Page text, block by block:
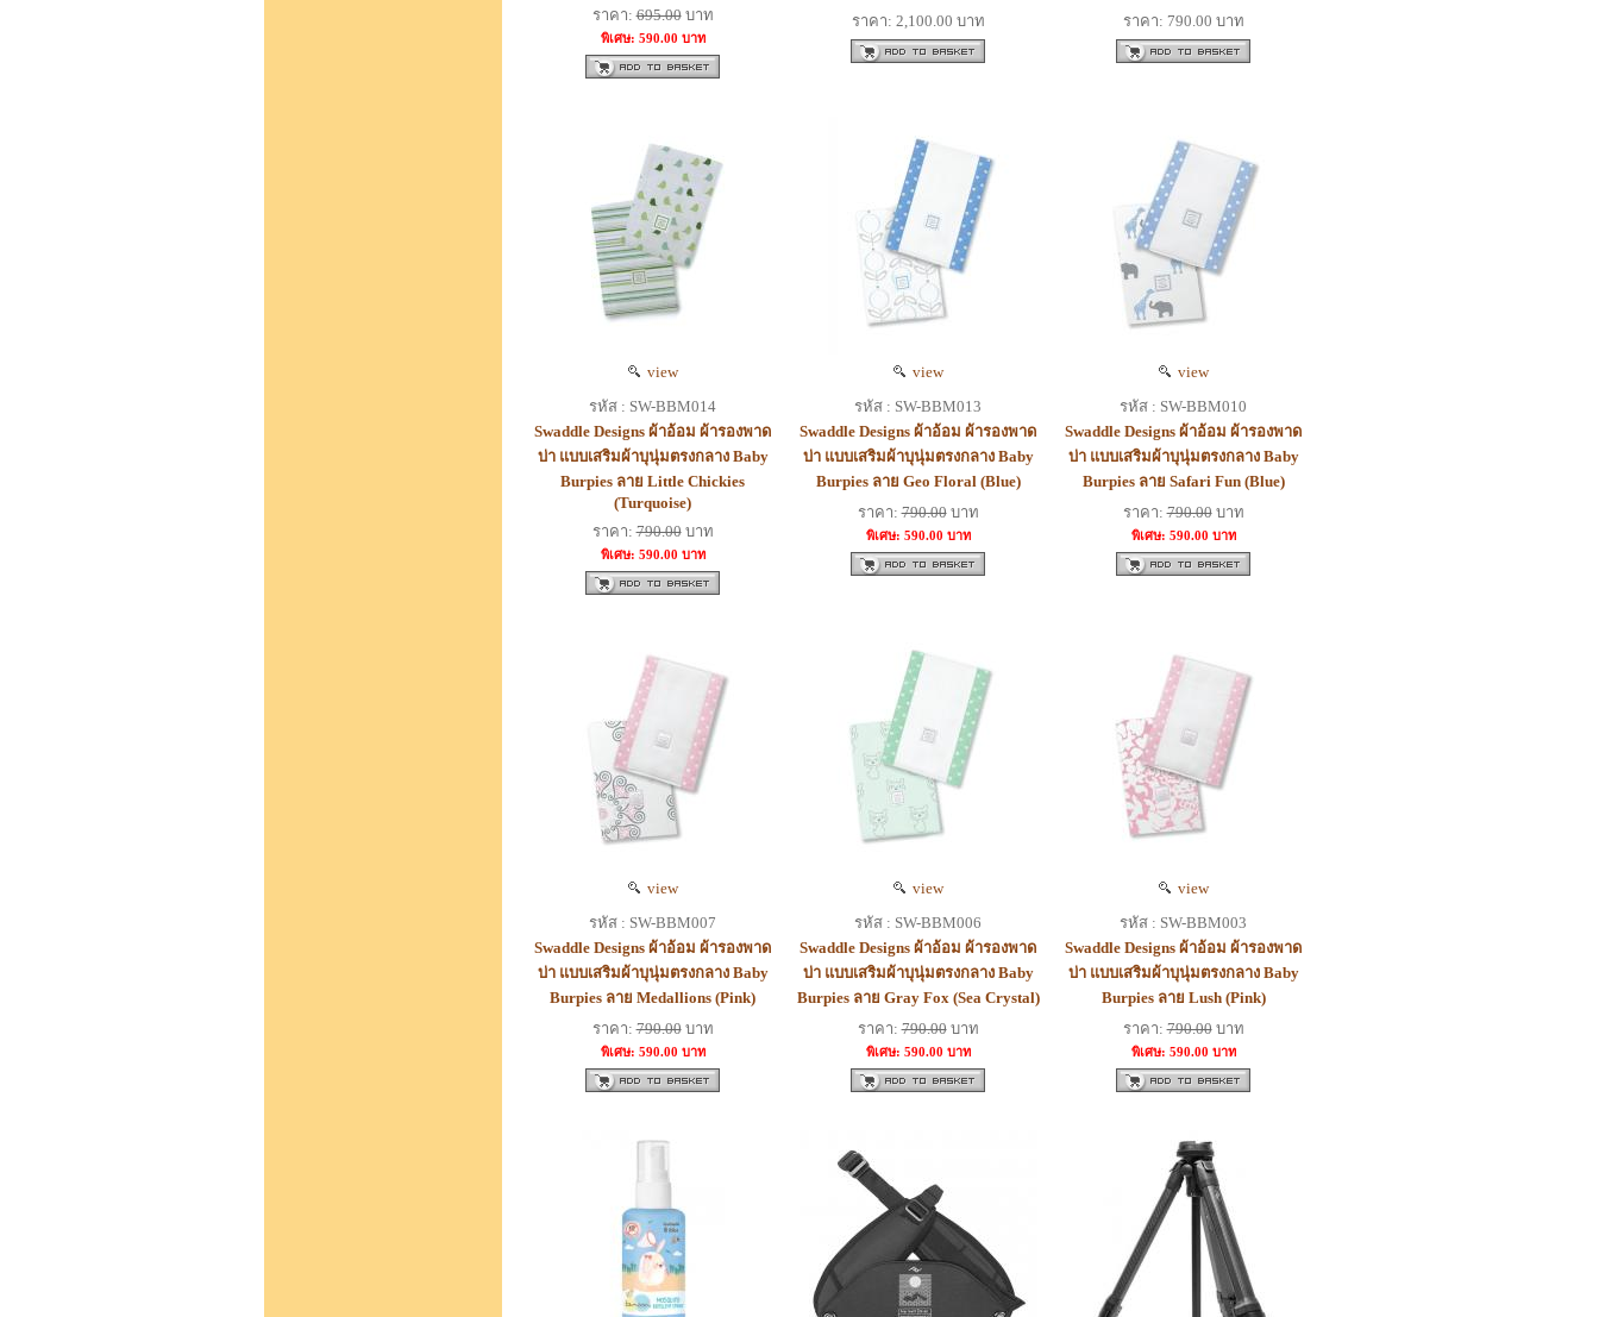
ราคา:695.00บาท
พิเศษ: 590.00 บาท
ราคา: 2,100.00 บาท
ราคา: 790.00 บาท
view
รหัส : SW-BBM014
Swaddle Designs ผ้าอ้อม ผ้ารองพาด
บ่า แบบเสริมผ้าบุนุ่มตรงกลาง Baby
Burpies ลาย Little Chickies
(Turquoise)
ราคา:790.00บาท
พิเศษ: 590.00 บาท
view
รหัส : SW-BBM013
Swaddle Designs ผ้าอ้อม ผ้ารองพาด
บ่า แบบเสริมผ้าบุนุ่มตรงกลาง Baby
Burpies ลาย Geo Floral (Blue)
ราคา:790.00บาท
พิเศษ: 590.00 บาท
view
รหัส : SW-BBM010
Swaddle Designs ผ้าอ้อม ผ้ารองพาด
บ่า แบบเสริมผ้าบุนุ่มตรงกลาง Baby
Burpies ลาย Safari Fun (Blue)
ราคา:790.00บาท
พิเศษ: 590.00 บาท
view
รหัส : SW-BBM007
Swaddle Designs ผ้าอ้อม ผ้ารองพาด
บ่า แบบเสริมผ้าบุนุ่มตรงกลาง Baby
Burpies ลาย Medallions (Pink)
ราคา:790.00บาท
พิเศษ: 590.00 บาท
view
รหัส : SW-BBM006
Swaddle Designs ผ้าอ้อม ผ้ารองพาด
บ่า แบบเสริมผ้าบุนุ่มตรงกลาง Baby
Burpies ลาย Gray Fox (Sea Crystal)
ราคา:790.00บาท
พิเศษ: 590.00 บาท
view
รหัส : SW-BBM003
Swaddle Designs ผ้าอ้อม ผ้ารองพาด
บ่า แบบเสริมผ้าบุนุ่มตรงกลาง Baby
Burpies ลาย Lush (Pink)
ราคา:790.00บาท
พิเศษ: 590.00 บาท